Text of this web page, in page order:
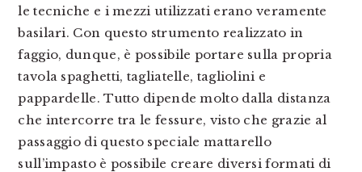
le tecniche e i mezzi utilizzati erano veramente
basilari. Con questo strumento realizzato in
faggio, dunque, è possibile portare sulla propria
tavola spaghetti, tagliatelle, tagliolini e
pappardelle. Tutto dipende molto dalla distanza
che intercorre tra le fessure, visto che grazie al
passaggio di questo speciale mattarello
sull’impasto è possibile creare diversi formati di